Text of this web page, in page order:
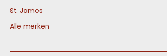
St. James
Alle merken